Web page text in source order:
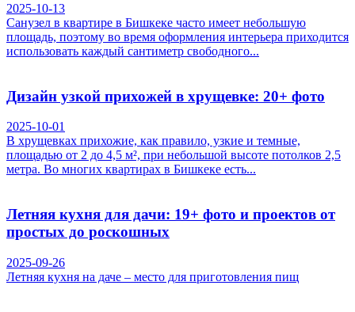
2025-10-13
Санузел в квартире в Бишкеке часто имеет небольшую
площадь, поэтому во время оформления интерьера приходится
использовать каждый сантиметр свободного...
Дизайн узкой прихожей в хрущевке: 20+ фото
2025-10-01
В хрущевках прихожие, как правило, узкие и темные,
площадью от 2 до 4,5 м², при небольшой высоте потолков 2,5
метра. Во многих квартирах в Бишкеке есть...
Летняя кухня для дачи: 19+ фото и проектов от
простых до роскошных
2025-09-26
Летняя кухня на даче – место для приготовления пищ